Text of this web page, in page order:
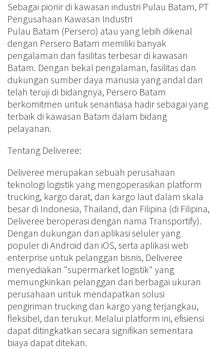
Sebagai pionir di kawasan industri Pulau Batam, PT
Pengusahaan Kawasan Industri
Pulau Batam (Persero) atau yang lebih dikenal
dengan Persero Batam memiliki banyak
pengalaman dan fasilitas terbesar di kawasan
Batam. Dengan bekal pengalaman, fasilitas dan
dukungan sumber daya manusia yang andal dan
telah teruji di bidangnya, Persero Batam
berkomitmen untuk senantiasa hadir sebagai yang
terbaik di kawasan Batam dalam bidang
pelayanan.
Tentang Deliveree:
Deliveree merupakan sebuah perusahaan
teknologi logistik yang mengoperasikan platform
trucking, kargo darat, dan kargo laut dalam skala
besar di Indonesia, Thailand, dan Filipina (di Filipina,
Deliveree beroperasi dengan nama Transportify).
Dengan dukungan dari aplikasi seluler yang
populer di Android dan iOS, serta aplikasi web
enterprise untuk pelanggan bisnis, Deliveree
menyediakan "supermarket logistik" yang
memungkinkan pelanggan dari berbagai ukuran
perusahaan untuk mendapatkan solusi
pengiriman trucking dan kargo yang terjangkau,
fleksibel, dan terukur. Melalui platform ini, efisiensi
dapat ditingkatkan secara signifikan sementara
biaya dapat ditekan.